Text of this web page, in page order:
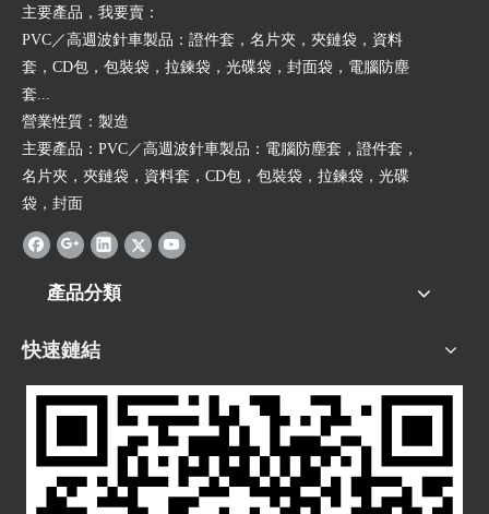
​主要產品，我要賣：
PVC／高週波針車製品：證件套，名片夾，夾鏈袋，資料
套，CD包，包裝袋，拉鍊袋，光碟袋，封面袋，電腦防塵
套...
營業性質：製造
主要產品：PVC／高週波針車製品：電腦防塵套，證件套，
名片夾，夾鏈袋，資料套，CD包，包裝袋，拉鍊袋，光碟
袋，封面
產品分類
快速鏈結